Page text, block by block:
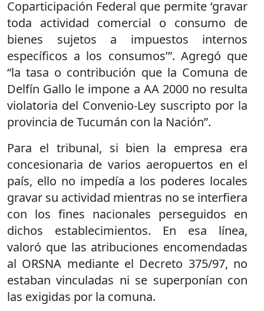
Coparticipación Federal que permite ‘gravar
toda actividad comercial o consumo de
bienes sujetos a impuestos internos
específicos a los consumos’”. Agregó que
“la tasa o contribución que la Comuna de
Delfín Gallo le impone a AA 2000 no resulta
violatoria del Convenio-Ley suscripto por la
provincia de Tucumán con la Nación”.
Para el tribunal, si bien la empresa era
concesionaria de varios aeropuertos en el
país, ello no impedía a los poderes locales
gravar su actividad mientras no se interfiera
con los fines nacionales perseguidos en
dichos establecimientos. En esa línea,
valoró que las atribuciones encomendadas
al ORSNA mediante el Decreto 375/97, no
estaban vinculadas ni se superponían con
las exigidas por la comuna.